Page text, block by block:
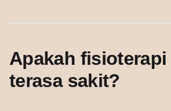
Apakah fisioterapi
terasa sakit?